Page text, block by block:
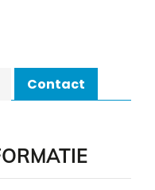
Contact